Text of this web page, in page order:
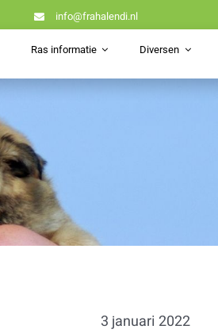
info@frahalendi.nl
Ras informatie Diversen
3 januari 2022